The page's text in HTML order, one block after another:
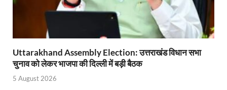
Ajit Pawar Death: महाराष्ट्र के उपमुख्यमंत्री अजित
भारत पर्व में उत्तराखण्ड की झांकी ‘आत्मनिर्भर उत्तराखण्ड’
Bastar Story: बस्तर में लोकतंत्र की नई सुबह 47 गांवों में
Uttarakhand Assembly Election: उत्तराखंड विधान सभा
चुनाव को लेकर भाजपा की दिल्ली में बड़ी बैठक
5 August 2026